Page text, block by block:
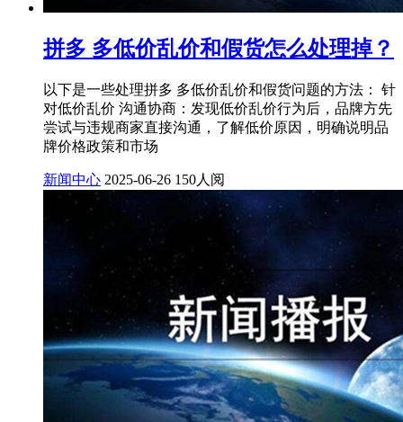
拼多 多低价乱价和假货怎么处理掉？
以下是一些处理拼多 多低价乱价和假货问题的方法： 针
对低价乱价 沟通协商：发现低价乱价行为后，品牌方先
尝试与违规商家直接沟通，了解低价原因，明确说明品
牌价格政策和市场
新闻中心 2025-06-26 150人阅